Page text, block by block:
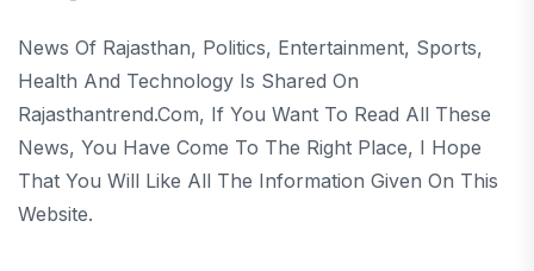
News Of Rajasthan, Politics, Entertainment, Sports,
Health And Technology Is Shared On
Rajasthantrend.com, If You Want To Read All These
News, You Have Come To The Right Place, I Hope
That You Will Like All The Information Given On This
Website.